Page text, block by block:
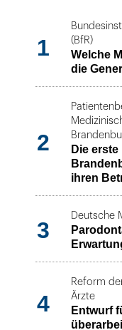
1
(BfR)
Welche
die
2
Die
ihren
3
Deutsche
4
Reform
Ärzte
Entwurf